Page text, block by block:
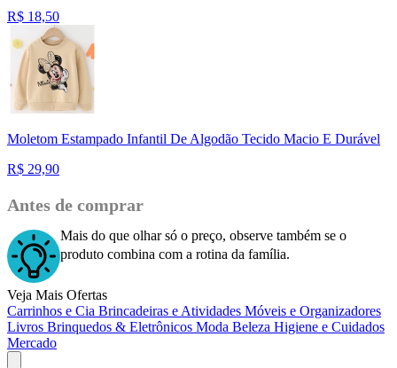
R$ 18,50
Moletom Estampado Infantil De Algodão Tecido Macio E Durável
R$ 29,90
Antes de comprar
Mais do que olhar só o preço, observe também se o
produto combina com a rotina da família.
Veja Mais Ofertas
Carrinhos e Cia Brincadeiras e Atividades Móveis e Organizadores
Livros Brinquedos & Eletrônicos Moda Beleza Higiene e Cuidados
Mercado